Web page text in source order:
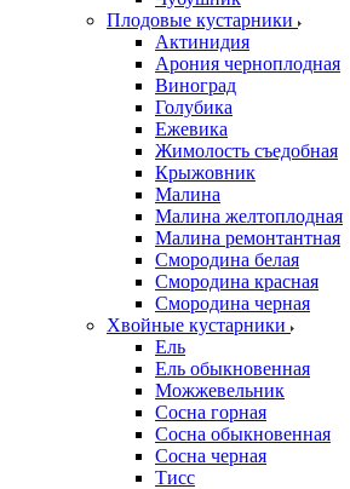
Плодовые кустарники
Актинидия
Арония черноплодная
Виноград
Голубика
Ежевика
Жимолость съедобная
Крыжовник
Малина
Малина желтоплодная
Малина ремонтантная
Смородина белая
Смородина красная
Смородина черная
Хвойные кустарники
Ель
Ель обыкновенная
Можжевельник
Сосна горная
Сосна обыкновенная
Сосна черная
Тисс